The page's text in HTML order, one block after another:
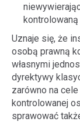
Uznaje się, że
osobą prawną
własnymi
dyrektywy
zarówno na
kontrolowanej
sprawować